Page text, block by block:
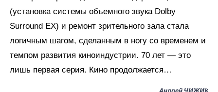
(установка системы объемного звука Dolby
Surround ЕХ) и ремонт зрительного зала стала
логичным шагом, сделанным в ногу со временем и
темпом развития киноиндустрии. 70 лет — это
лишь первая серия. Кино продолжается…